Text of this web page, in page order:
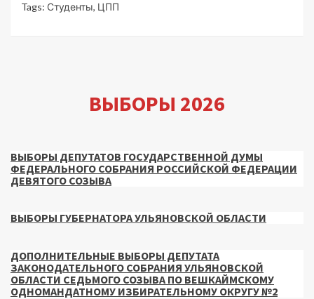
Tags: Студенты, ЦПП
ВЫБОРЫ 2026
ВЫБОРЫ ДЕПУТАТОВ ГОСУДАРСТВЕННОЙ ДУМЫ
ФЕДЕРАЛЬНОГО СОБРАНИЯ РОССИЙСКОЙ ФЕДЕРАЦИИ
ДЕВЯТОГО СОЗЫВА
ВЫБОРЫ ГУБЕРНАТОРА УЛЬЯНОВСКОЙ ОБЛАСТИ
ДОПОЛНИТЕЛЬНЫЕ ВЫБОРЫ ДЕПУТАТА
ЗАКОНОДАТЕЛЬНОГО СОБРАНИЯ УЛЬЯНОВСКОЙ
ОБЛАСТИ СЕДЬМОГО СОЗЫВА ПО ВЕШКАЙМСКОМУ
ОДНОМАНДАТНОМУ ИЗБИРАТЕЛЬНОМУ ОКРУГУ №2